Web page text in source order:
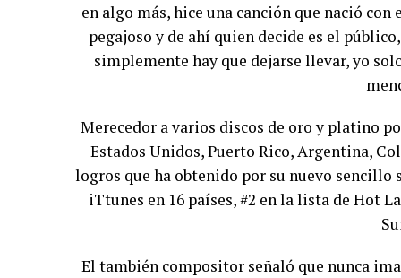
en algo más, hice una canción que nació
pegajoso y de ahí quien decide es el
simplemente hay que dejarse llevar, yo
Merecedor a varios discos de oro y platino
Estados Unidos, Puerto Rico, Argentina,
logros que ha obtenido por su nuevo sencillo
iTtunes en 16 países, #2 en lalista de Hot
El también compositor señaló que nunca